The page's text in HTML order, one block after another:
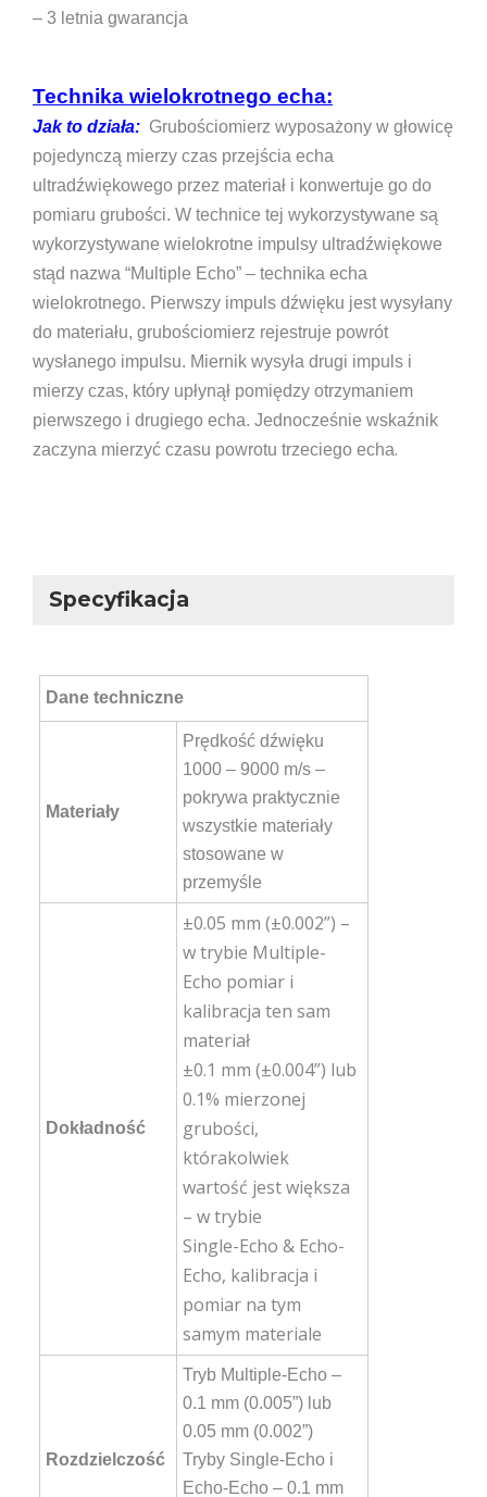
– 3 letnia gwarancja
Technika wielokrotnego echa:
Jak to działa: Grubościomierz wyposażony w głowicę
pojedynczą mierzy czas przejścia echa
ultradźwiękowego przez materiał i konwertuje go do
pomiaru grubości. W technice tej wykorzystywane są
wykorzystywane wielokrotne impulsy ultradźwiękowe
stąd nazwa “Multiple Echo” – technika echa
wielokrotnego. Pierwszy impuls dźwięku jest wysyłany
do materiału, grubościomierz rejestruje powrót
wysłanego impulsu. Miernik wysyła drugi impuls i
mierzy czas, który upłynął pomiędzy otrzymaniem
pierwszego i drugiego echa. Jednocześnie wskaźnik
zaczyna mierzyć czasu powrotu trzeciego echa.
Specyfikacja
Dane techniczne
Materiały
Prędkość dźwięku
1000 – 9000 m/s –
pokrywa praktycznie
wszystkie materiały
stosowane w
przemyśle
Dokładność
±0.05 mm (±0.002”) –
w trybie Multiple-
Echo pomiar i
kalibracja ten sam
materiał
±0.1 mm (±0.004”) lub
0.1% mierzonej
grubości,
którakolwiek
wartość jest większa
– w trybie
Single-Echo & Echo-
Echo, kalibracja i
pomiar na tym
samym materiale
Rozdzielczość
Tryb Multiple-Echo –
0.1 mm (0.005”) lub
0.05 mm (0.002”)
Tryby Single-Echo i
Echo-Echo – 0.1 mm